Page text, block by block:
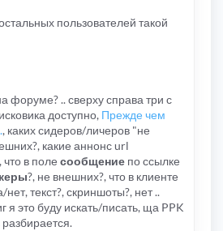
пользователей такой
форуме? .. сверху справа три с
доступно, Прежде чем
, каких сидеров/личеров "не
какие аннонс url
что в поле сообщение по ссылке
?, не внешних?, что в клиенте
текст?, скриншоты?, нет ..
я это буду искать/писать, ща PPK
разбирается.